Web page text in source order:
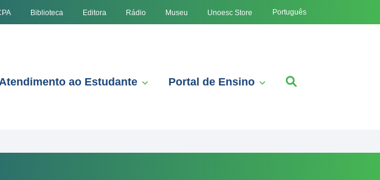
Biblioteca Editora Rádio Museu Unoesc Store Português
ao Estudante Portal de Ensino